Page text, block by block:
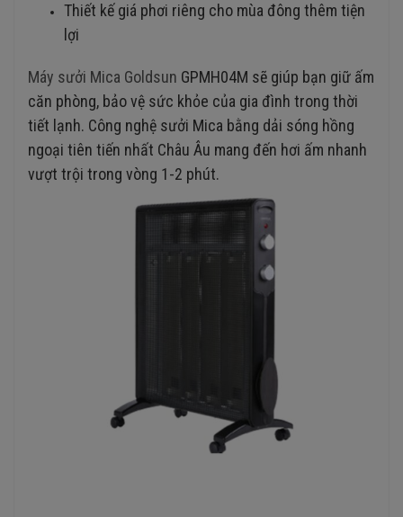
Thiết kế giá phơi riêng cho mùa đông thêm tiện
lợi
Máy sưởi Mica Goldsun GPMH04M sẽ giúp bạn giữ ấm
căn phòng, bảo vệ sức khỏe của gia đình trong thời
tiết lạnh. Công nghệ sưởi Mica bằng dải sóng hồng
ngoại tiên tiến nhất Châu Âu mang đến hơi ấm nhanh
vượt trội trong vòng 1-2 phút.